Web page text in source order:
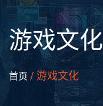
游戏文化
首页 / 游戏文化